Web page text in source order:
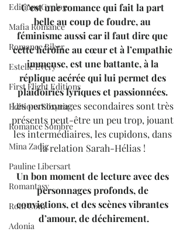
Editions Cyplog
Mafia Romance
Romance Biker
Estelle Every
First Flight Editions
Editions Elixyria
Romance Sombre
Mina Zadig
Pauline Libersart
Romantasy
Rom Com
Adonia
C’est une romance qui fait la part
belle au coup de foudre, au
féminisme aussi car il faut dire que
cette héroïne au cœur et à l’empathie
immense, est une battante, à la
réplique acérée qui lui permet des
plaidoiries lyriques et passionnées.
Les personnages secondaires sont très
présents peut-être un peu trop, jouant
les intermédiaires, les cupidons, dans
la relation Sarah-Hélias !
Un bon moment de lecture avec des
personnages profonds, de
convictions, et des scènes vibrantes
d’amour, de déchirement.